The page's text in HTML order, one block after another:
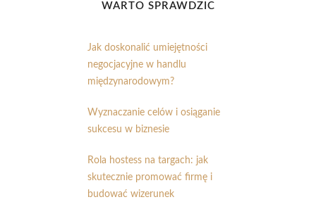
WARTO SPRAWDZIĆ
Jak doskonalić umiejętności
negocjacyjne w handlu
międzynarodowym?
Wyznaczanie celów i osiąganie
sukcesu w biznesie
Rola hostess na targach: jak
skutecznie promować firmę i
budować wizerunek